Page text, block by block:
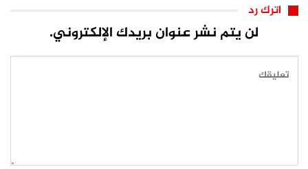
اترك رد
لن يتم نشر عنوان بريدك الإلكتروني.